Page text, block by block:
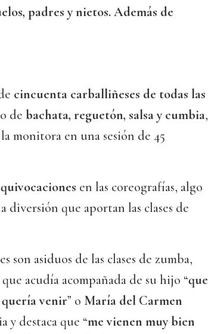
padres y nietos. Además de
cincuenta carballiñeses de todas las
de bachata, reguetón, salsa y cumbia,
monitora en una sesión de 45
en las coreografías, algo
que aportan las clases de
son asiduos de las clases de zumba,
que acudía acompañada de su hijo “que
quería venir” o María del Carmen
y destaca que “me vienen muy bien